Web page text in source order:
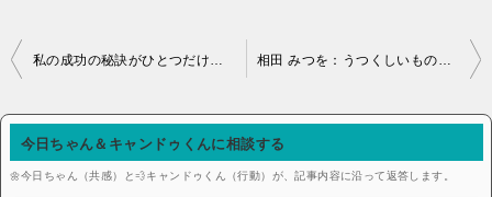
投稿ナビゲーション 私の成功の秘訣がひとつだけあるとすれば、ずっと子供の心のままでいたことです。 相田 みつを：うつくしいものを、美しいと思える あなたの心が美しい
今日ちゃん＆キャンドゥくんに相談する
🌼今日ちゃん（共感）と💨キャンドゥくん（行動）が、記事内容に沿って返答します。